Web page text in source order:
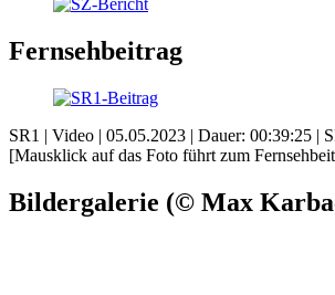
Fernsehbeitrag
SR1 | Video | 05.05.2023 | Dauer: 00:39:25 |
[Mausklick auf das Foto führt zum
Bildergalerie (© Max